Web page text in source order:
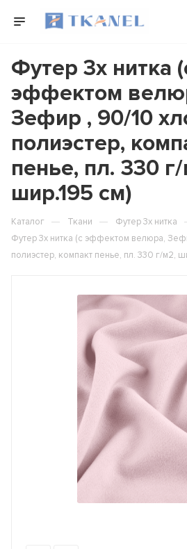
Футер 3х нитка
эффектом
Зефир , 90/10
полиэстер,
пенье, пл. 330
шир.195 см)
Каталог — Ткани — Футер 3х нитка
Футер 3х нитка (с эффектом велюра,
полиэстер, компакт пенье, пл. 330 г/м2,